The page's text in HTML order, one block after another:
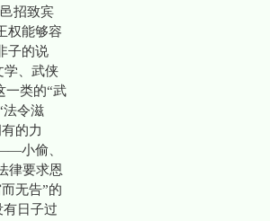
招致宾
权能够容
子的说
学、武侠
一类的“武
法令滋
的力
小偷、
律要求恩
无告”的
日子过